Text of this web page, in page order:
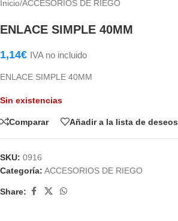
Inicio/ACCESORIOS DE RIEGO
ENLACE SIMPLE 40MM
1,14€ IVA no incluido
ENLACE SIMPLE 40MM
Sin existencias
Comparar Añadir a la lista de deseos
SKU: 0916
Categoría: ACCESORIOS DE RIEGO
Share: